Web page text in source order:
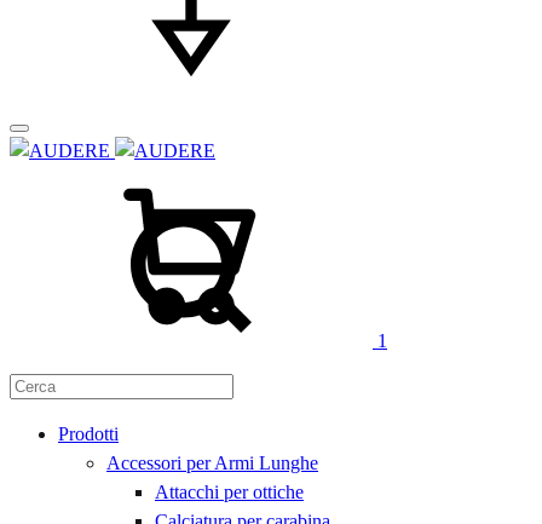
1
Prodotti
Accessori per Armi Lunghe
Attacchi per ottiche